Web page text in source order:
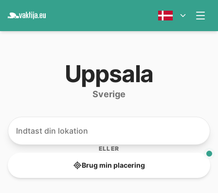
Uppsala
Sverige
ELLER
Brug min placering